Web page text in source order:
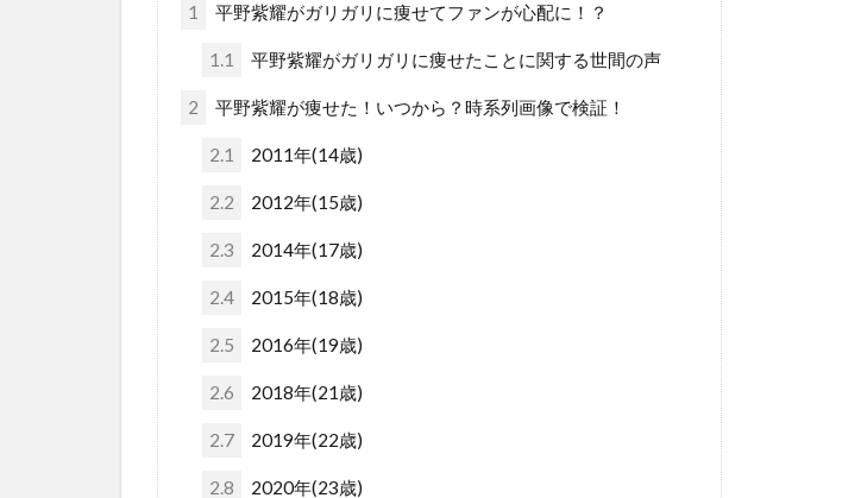
1 平野紫耀がガリガリに痩せてファンが心配に！？
1.1 平野紫耀がガリガリに痩せたことに関する世間の声
2 平野紫耀が痩せた！いつから？時系列画像で検証！
2.1 2011年(14歳)
2.2 2012年(15歳)
2.3 2014年(17歳)
2.4 2015年(18歳)
2.5 2016年(19歳)
2.6 2018年(21歳)
2.7 2019年(22歳)
2.8 2020年(23歳)